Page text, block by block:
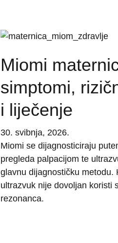
Miomi
simptomi,
i liječenje
30. svibnja, 2026.
Miomi se dijagnosticiraju
pregleda palpacijom te
glavnu dijagnostičku metodu.
ultrazvuk nije dovoljan koristi
rezonanca.